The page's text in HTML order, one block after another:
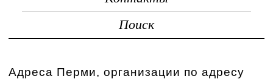
Поиск
Адреса Перми, организации по адресу